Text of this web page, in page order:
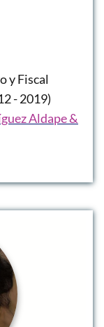
y Fiscal
- 2019)
Aldape &